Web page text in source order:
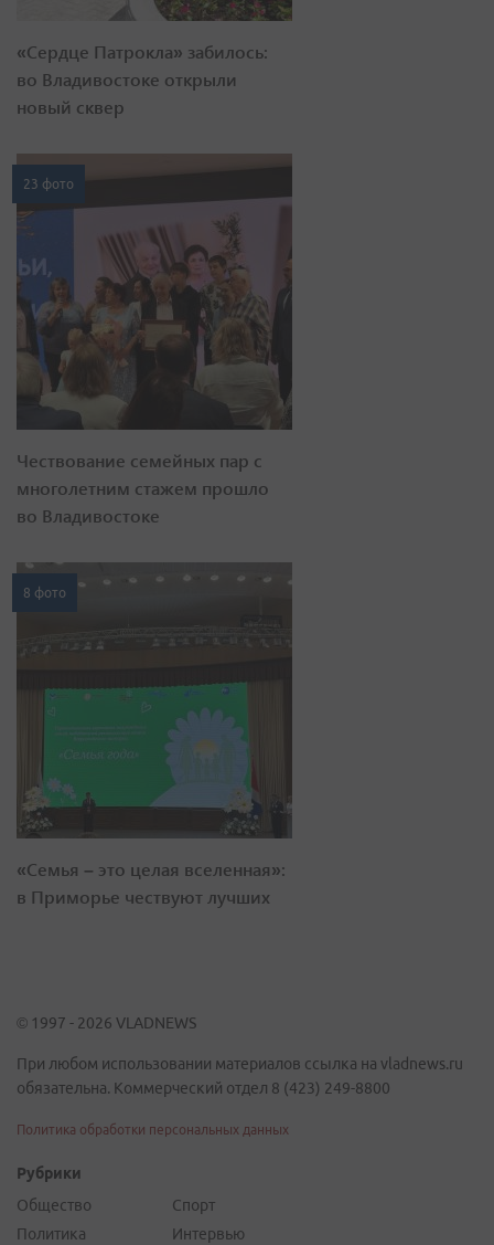
«Сердце Патрокла» забилось:
во Владивостоке открыли
новый сквер
23 фото
Чествование семейных пар с
многолетним стажем прошло
во Владивостоке
8 фото
«Семья – это целая вселенная»:
в Приморье чествуют лучших
© 1997 - 2026 VLADNEWS
При любом использовании материалов ссылка на vladnews.ru
обязательна. Коммерческий отдел 8 (423) 249-8800
Политика обработки персональных данных
Рубрики
Общество
Политика
Спорт
Интервью